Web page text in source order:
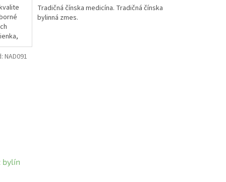
Tradičná čínska medicína. Tradičná čínska
bylinná zmes.
bylín
NAD091